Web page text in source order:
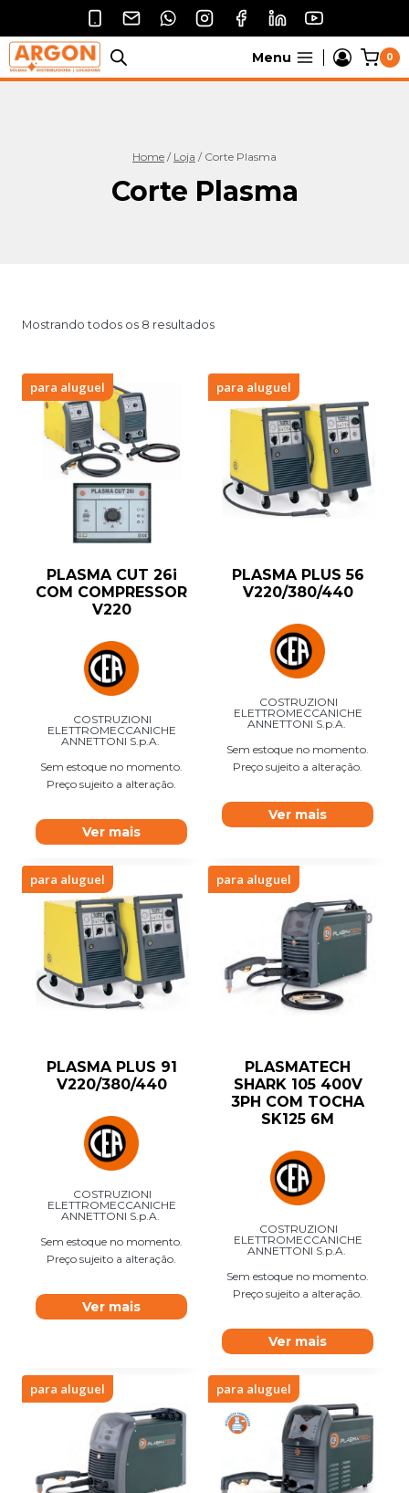
o
Conteúdo
Menu 0
Home / Loja / Corte Plasma
Corte Plasma
Mostrando todos os 8 resultados
para aluguel
PLASMA CUT 26i
COM COMPRESSOR
V220
COSTRUZIONI
ELETTROMECCANICHE
ANNETTONI S.p.A.
Sem estoque no momento.
Preço sujeito a alteração.
Ver mais
para aluguel
PLASMA PLUS 56
V220/380/440
COSTRUZIONI
ELETTROMECCANICHE
ANNETTONI S.p.A.
Sem estoque no momento.
Preço sujeito a alteração.
Ver mais
para aluguel
PLASMA PLUS 91
V220/380/440
COSTRUZIONI
ELETTROMECCANICHE
ANNETTONI S.p.A.
Sem estoque no momento.
Preço sujeito a alteração.
Ver mais
para aluguel
PLASMATECH
SHARK 105 400V
3PH COM TOCHA
SK125 6M
COSTRUZIONI
ELETTROMECCANICHE
ANNETTONI S.p.A.
Sem estoque no momento.
Preço sujeito a alteração.
Ver mais
para aluguel para aluguel